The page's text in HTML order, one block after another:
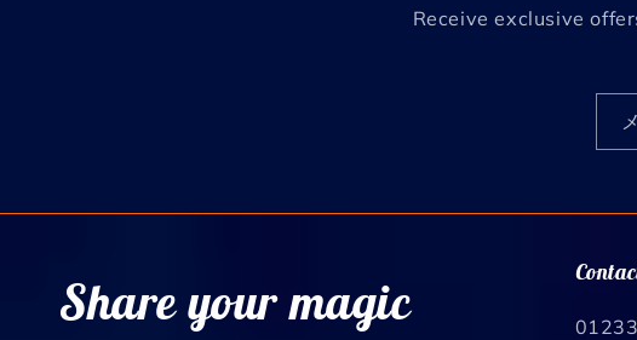
Receive exclusive
Share your magic